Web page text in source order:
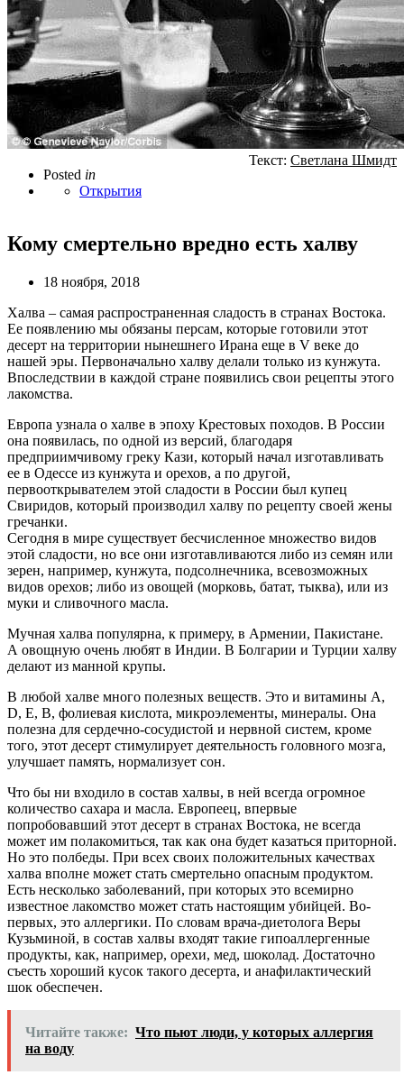
Posted in
Открытия
Текст: Светлана Шмидт
Кому смертельно вредно есть халву
18 ноября, 2018
Халва – самая распространенная сладость в странах Востока.
Ее появлению мы обязаны персам, которые готовили этот
десерт на территории нынешнего Ирана еще в V веке до
нашей эры. Первоначально халву делали только из кунжута.
Впоследствии в каждой стране появились свои рецепты этого
лакомства.
Европа узнала о халве в эпоху Крестовых походов. В России
она появилась, по одной из версий, благодаря
предприимчивому греку Кази, который начал изготавливать
ее в Одессе из кунжута и орехов, а по другой,
первооткрывателем этой сладости в России был купец
Свиридов, который производил халву по рецепту своей жены
гречанки.
Сегодня в мире существует бесчисленное множество видов
этой сладости, но все они изготавливаются либо из семян или
зерен, например, кунжута, подсолнечника, всевозможных
видов орехов; либо из овощей (морковь, батат, тыква), или из
муки и сливочного масла.
Мучная халва популярна, к примеру, в Армении, Пакистане.
А овощную очень любят в Индии. В Болгарии и Турции халву
делают из манной крупы.
В любой халве много полезных веществ. Это и витамины А,
D, Е, В, фолиевая кислота, микроэлементы, минералы. Она
полезна для сердечно-сосудистой и нервной систем, кроме
того, этот десерт стимулирует деятельность головного мозга,
улучшает память, нормализует сон.
Что бы ни входило в состав халвы, в ней всегда огромное
количество сахара и масла. Европеец, впервые
попробовавший этот десерт в странах Востока, не всегда
может им полакомиться, так как она будет казаться приторной.
Но это полбеды. При всех своих положительных качествах
халва вполне может стать смертельно опасным продуктом.
Есть несколько заболеваний, при которых это всемирно
известное лакомство может стать настоящим убийцей. Во-
первых, это аллергики. По словам врача-диетолога Веры
Кузьминой, в состав халвы входят такие гипоаллергенные
продукты, как, например, орехи, мед, шоколад. Достаточно
съесть хороший кусок такого десерта, и анафилактический
шок обеспечен.
Читайте также: Что пьют люди, у которых аллергия
на воду